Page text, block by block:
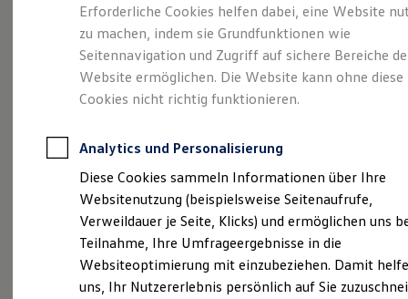
Leasing
Leasing-Angebote
Gebrauchtwagen Leasing
Junge Gebrauchtwagen-Leasing
Elektroauto Leasing
Kleinwagen-Leasing
Leasing ohne Anzahlung
Autokredit mit Schlussrate
Versicherungen und Garantien
Kfz-Versicherung
Restschuldversicherungen
Garantien
Wartungsverträge
Geschäftskunden
Professional Class bei Volkswagen
Großkunden
Behörden
Gepflegt, geprüft und
für gut befunden.
Volkswagen
Zertifizierte
Gebrauchtwagen.
Erforderliche Cookies helfen dabei, eine Website
zu machen, indem sie Grundfunktionen wie
Seitennavigation und Zugriff auf sichere Bereiche
Website ermöglichen. Die Website kann ohne diese
Cookies nicht richtig funktionieren.
Analytics und Personalisierung
Diese Cookies sammeln Informationen über Ihre
Websitenutzung (beispielsweise Seitenaufrufe,
Verweildauer je Seite, Klicks) und ermöglichen uns
Teilnahme, Ihre Umfrageergebnisse in die
Websiteoptimierung mit einzubeziehen. Damit
uns, Ihr Nutzererlebnis persönlich auf Sie